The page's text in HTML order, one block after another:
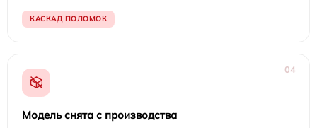
КАСКАД ПОЛОМОК
04
Модель снята с производства